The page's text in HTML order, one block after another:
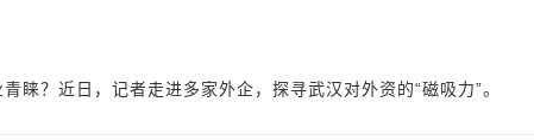
睐？近日，记者走进多家外企，探寻武汉对外资的“磁吸力”。